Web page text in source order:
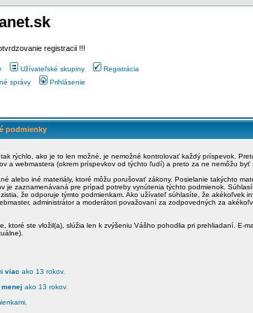
registracii !!!
Užívateľské skupiny
Registrácia
správy Prihlásenie
podmienky
rýchlo, ako je to len možné, je nemožné kontrolovať každý príspevok.
a webmastera (okrem príspevkov od týchto ľudí) a preto za ne nemôžu byť
iné materiály, ktoré môžu porušovať zákony. Posielanie takýchto
zaznamenávaná pre prípad potreby vynútenia týchto podmienok.
že odporuje týmto podmienkam. Ako užívateľ súhlasíte, že akékoľvek
administrátor a moderátori považovaní za zodpovedných za
ste vložil(a), slúžia len k zvýšeniu Vášho pohodlia pri prehliadaní. E-
viac ako 13 rokov.
menej ako 13 rokov.